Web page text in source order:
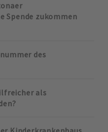
Spende zukommen
des
als